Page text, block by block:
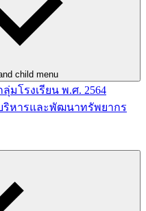
child menu
มโรงเรียน พ.ศ. 2564
หารและพัฒนาทรัพยากร